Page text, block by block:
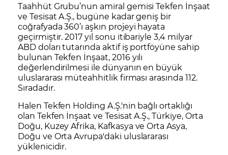
Taahhüt Grubu’nun amiral gemisi Tekfen İnşaat
ve Tesisat A.Ş., bugüne kadar geniş bir
coğrafyada 360’ı aşkın projeyi hayata
geçirmiştir. 2017 yıl sonu itibariyle 3,4 milyar
ABD doları tutarında aktif iş portföyüne sahip
bulunan Tekfen İnşaat, 2016 yılı
değerlendirilmesi ile dünyanın en büyük
uluslararası müteahhitlik firması arasında 112.
Sıradadır.
Halen Tekfen Holding A.Ş.'nin bağlı ortaklığı
olan Tekfen İnşaat ve Tesisat A.Ş., Türkiye, Orta
Doğu, Kuzey Afrika, Kafkasya ve Orta Asya,
Doğu ve Orta Avrupa'daki uluslararası
yüklenicidir.